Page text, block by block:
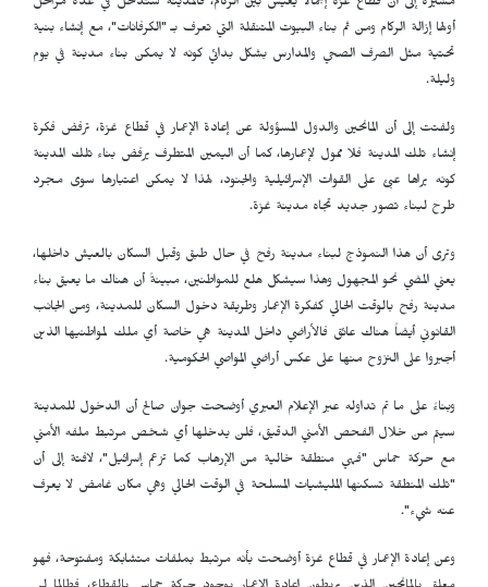
مشيرةً إلى أن قطاع غزة إجمالاً يعيش بين الركام، فالمدينة ستدخل في عدة مراحل
أولها إزالة الركام ومن ثم بناء البيوت المتنقلة التي تعرف بـ "الكرفانات"، مع إنشاء بنية
تحتية مثل الصرف الصحي والمدارس بشكل بدائي كونه لا يمكن بناء مدينة في يوم
وليلة.
ولفتت إلى أن المانحين والدول المسؤولة عن إعادة الإعمار في قطاع غزة، ترفض فكرة
إنشاء تلك المدينة فلا ممول لإعمارها، كما أن اليمين المتطرف يرفض بناء تلك المدينة
كونه يراها عبئ على القوات الإسرائيلية والجنود، لهذا لا يمكن اعتبارها سوى مجرد
طرح لبناء تصور جديد تجاه مدينة غزة.
وترى أن هذا النموذج لبناء مدينة رفح في حال طبق وقبل السكان بالعيش داخلها،
يعني المضي نحو المجهول وهذا سيشكل هلع للمواطنين، مبينةً أن هناك ما يعيق بناء
مدينة رفح بالوقت الحالي كفكرة الإعمار وطريقة دخول السكان للمدينة، ومن الجانب
القانوني أيضاً هناك عائق فالأراضي داخل المدينة هي خاصة أي ملك لمواطنيها الذين
أجبروا على النزوح منها على عكس أراضي المواصي الحكومية.
وبناءً على ما تم تداوله عبر الإعلام العبري أوضحت جوان صالح أن الدخول للمدينة
سيتم من خلال الفحص الأمني الدقيق، فلن يدخلها أي شخص مرتبط ملفه الأمني
مع حركة حماس "فهي منطقة خالية من الإرهاب كما تزعم إسرائيل"، لافتة إلى أن
"تلك المنطقة تسكنها المليشيات المسلحة في الوقت الحالي وهي مكان غامض لا يعرف
عنه شيء".
وعن إعادة الإعمار في قطاع غزة أوضحت بأنه مرتبط بملفات متشابكة ومفتوحة، فهو